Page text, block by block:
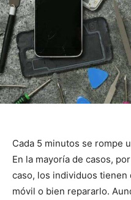
Cada 5 minutos se rompe
En la mayoría de casos,
caso, los individuos tienen
móvil o bien repararlo.